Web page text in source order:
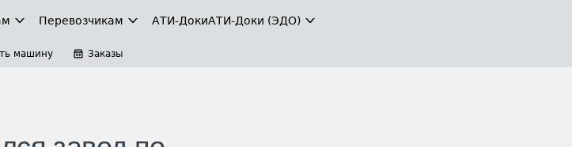
Перевозчикам АТИ-ДокиАТИ-Доки (ЭДО)
машину Заказы